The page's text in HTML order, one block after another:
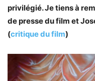
privilégié. Je tiens à
de presse du film et
(critique du film)